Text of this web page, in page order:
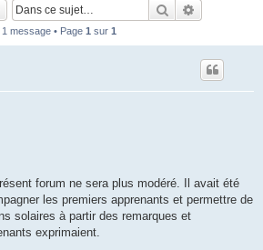
Rechercher
1 message • Page 1 sur 1
forum ne sera plus modéré. Il avait été
les premiers apprenants et permettre de
solaires à partir des remarques et
exprimaient.